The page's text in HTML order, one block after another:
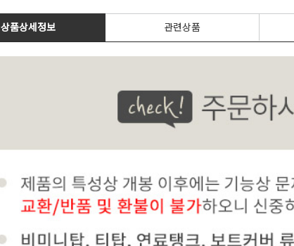
상품상세정보 관련상품